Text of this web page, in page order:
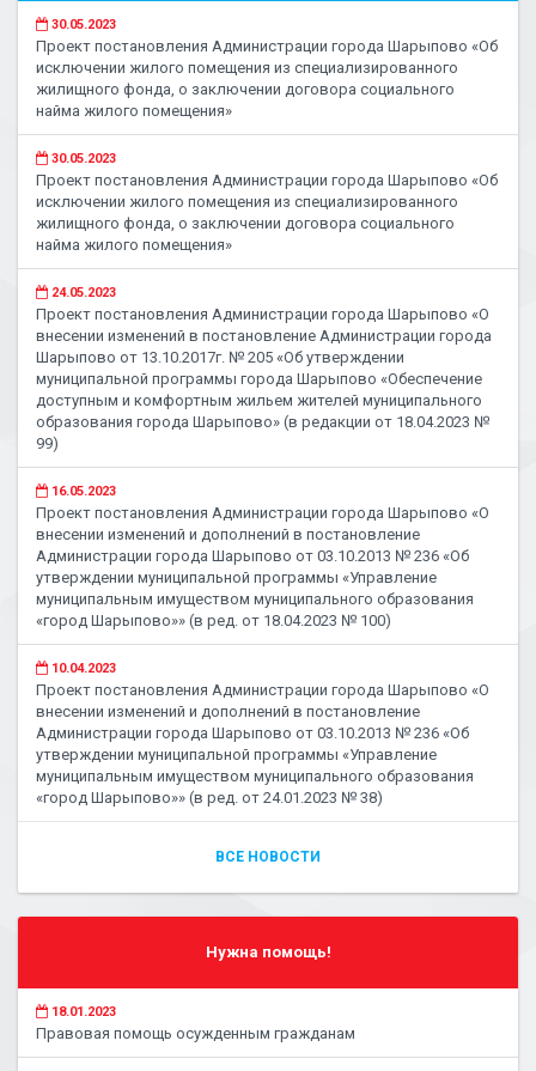
30.05.2023
Проект постановления Администрации города Шарыпово «Об
исключении жилого помещения из специализированного
жилищного фонда, о заключении договора социального
найма жилого помещения»
30.05.2023
Проект постановления Администрации города Шарыпово «Об
исключении жилого помещения из специализированного
жилищного фонда, о заключении договора социального
найма жилого помещения»
24.05.2023
Проект постановления Администрации города Шарыпово «О
внесении изменений в постановление Администрации города
Шарыпово от 13.10.2017г. № 205 «Об утверждении
муниципальной программы города Шарыпово «Обеспечение
доступным и комфортным жильем жителей муниципального
образования города Шарыпово» (в редакции от 18.04.2023 №
99)
16.05.2023
Проект постановления Администрации города Шарыпово «О
внесении изменений и дополнений в постановление
Администрации города Шарыпово от 03.10.2013 № 236 «Об
утверждении муниципальной программы «Управление
муниципальным имуществом муниципального образования
«город Шарыпово»» (в ред. от 18.04.2023 № 100)
10.04.2023
Проект постановления Администрации города Шарыпово «О
внесении изменений и дополнений в постановление
Администрации города Шарыпово от 03.10.2013 № 236 «Об
утверждении муниципальной программы «Управление
муниципальным имуществом муниципального образования
«город Шарыпово»» (в ред. от 24.01.2023 № 38)
ВСЕ НОВОСТИ
Нужна помощь!
18.01.2023
Правовая помощь осужденным гражданам